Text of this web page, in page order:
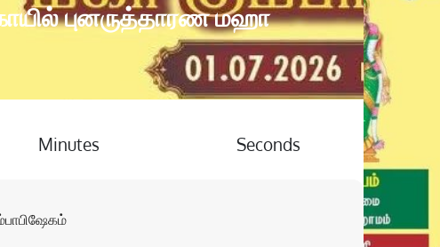
புனருத்தாரண மஹா
Minutes Seconds